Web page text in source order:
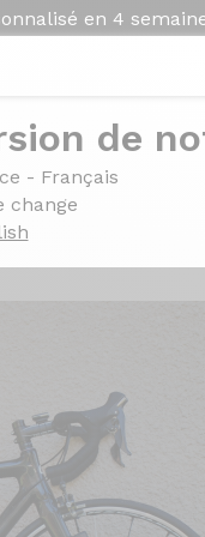
en 4
de
- Français
change